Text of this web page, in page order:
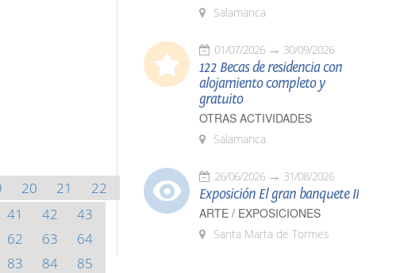
20 21
22
41 42
43
62 63
64
83 84
85
Salamanca
01/07/2026 30/09/2026
122 Becas de residencia con
alojamiento completo y
gratuito
OTRAS ACTIVIDADES
Salamanca
26/06/2026 31/08/2026
Exposición El gran banquete II
ARTE / EXPOSICIONES
Santa Marta de Tormes